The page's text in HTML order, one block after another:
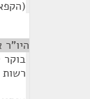
היו”ר
רשות